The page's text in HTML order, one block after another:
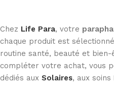
Chez Life Para, votre
chaque produit est
routine santé, beauté et bien-
compléter votre achat, vous
dédiés aux Solaires, aux soins